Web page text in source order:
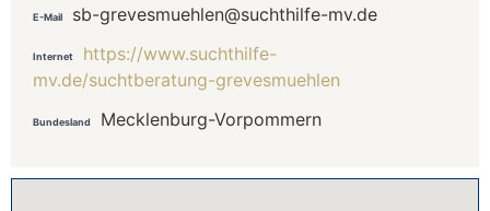
E-Mail sb-grevesmuehlen@suchthilfe-mv.de
Internet
https://www.suchthilfe-
mv.de/suchtberatung-grevesmuehlen
Bundesland Mecklenburg-Vorpommern